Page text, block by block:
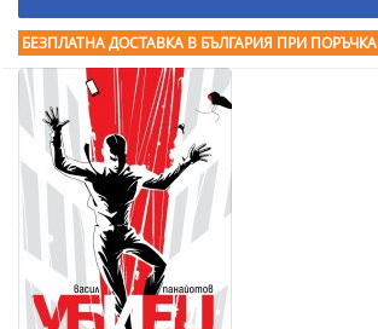
БЕЗПЛАТНА ДОСТАВКА В БЪЛГАРИЯ ПРИ ПОРЪЧКА